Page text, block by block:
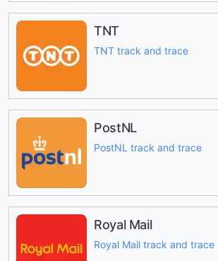
TNT
TNT track and trace
PostNL
PostNL track and trace
Royal Mail
Royal Mail track and trace